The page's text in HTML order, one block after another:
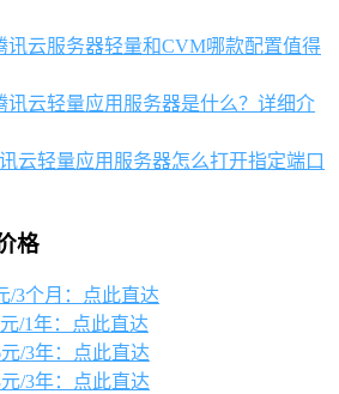
讯云服务器轻量和CVM哪款配置值得
讯云轻量应用服务器是什么？详细介
云轻量应用服务器怎么打开指定端口
格
/3个月：点此直达
/1年：点此直达
/3年：点此直达
/3年：点此直达